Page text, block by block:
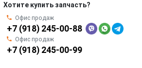
Хотите купить запчасть?
Офис продаж
+7 (918) 245-00-88
Офис продаж
+7 (918) 245-00-99